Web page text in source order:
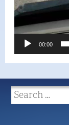
00:00